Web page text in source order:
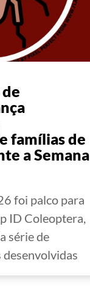
famílias de
a Semana
foi palco para
ID Coleoptera,
série de